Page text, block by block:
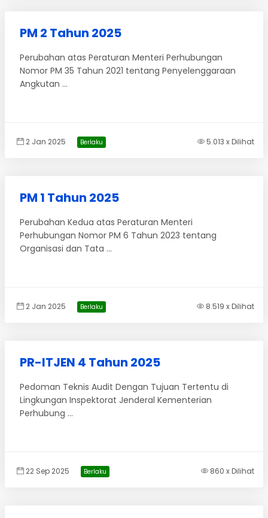
PM 2 Tahun 2025
Perubahan atas Peraturan Menteri Perhubungan
Nomor PM 35 Tahun 2021 tentang Penyelenggaraan
Angkutan ...
2 Jan 2025 Berlaku 5.013 x Dilihat
PM 1 Tahun 2025
Perubahan Kedua atas Peraturan Menteri
Perhubungan Nomor PM 6 Tahun 2023 tentang
Organisasi dan Tata ...
2 Jan 2025 Berlaku 8.519 x Dilihat
PR-ITJEN 4 Tahun 2025
Pedoman Teknis Audit Dengan Tujuan Tertentu di
Lingkungan Inspektorat Jenderal Kementerian
Perhubung ...
22 Sep 2025 Berlaku 860 x Dilihat